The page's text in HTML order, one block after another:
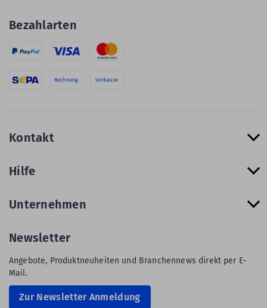
Bezahlarten
Rechnung Vorkasse
Kontakt
Hilfe
Unternehmen
Newsletter
Angebote, Produktneuheiten und Branchennews direkt per E-
Mail.
Zur Newsletter Anmeldung